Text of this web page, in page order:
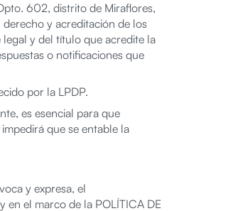
602, distrito de Miraflores,
y acreditación de los
y del título que acredite la
o notificaciones que
por la LPDP.
es esencial para que
que se entable la
y expresa, el
en el marco de la POLÍTICA DE